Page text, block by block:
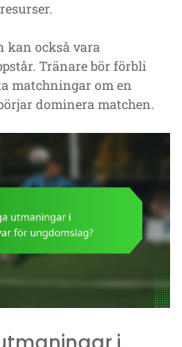
kan också vara
Tränare bör förbli
matchningar om en
dominera matchen.